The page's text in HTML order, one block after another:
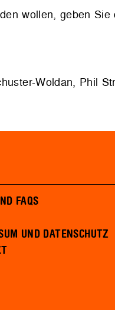
wollen, geben
Woldan, Phil
FAQS
UND DATENSCHUTZ